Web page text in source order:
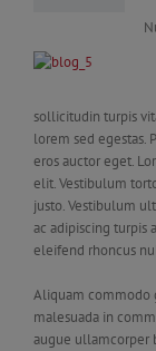
sollicitudin turpis
lorem sed egestas.
eros auctor eget.
elit. Vestibulum
justo. Vestibulum
ac adipiscing turpis
eleifend rhoncus
Aliquam commodo
malesuada in
augue ullamcorper